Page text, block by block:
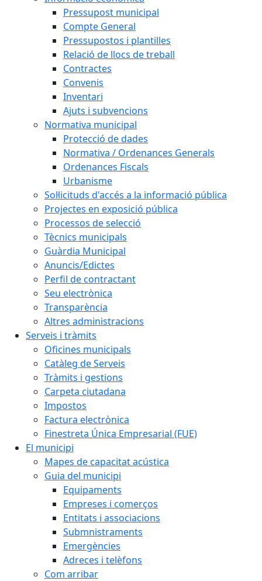
Pressupost municipal
Compte General
Pressupostos i plantilles
Relació de llocs de treball
Contractes
Convenis
Inventari
Ajuts i subvencions
Normativa municipal
Protecció de dades
Normativa / Ordenances Generals
Ordenances Fiscals
Urbanisme
Sol·licituds d'accés a la informació pública
Projectes en exposició pública
Processos de selecció
Tècnics municipals
Guàrdia Municipal
Anuncis/Edictes
Perfil de contractant
Seu electrònica
Transparència
Altres administracions
Serveis i tràmits
Oficines municipals
Catàleg de Serveis
Tràmits i gestions
Carpeta ciutadana
Impostos
Factura electrònica
Finestreta Única Empresarial (FUE)
El municipi
Mapes de capacitat acústica
Guia del municipi
Equipaments
Empreses i comerços
Entitats i associacions
Submnistraments
Emergències
Adreces i telèfons
Com arribar